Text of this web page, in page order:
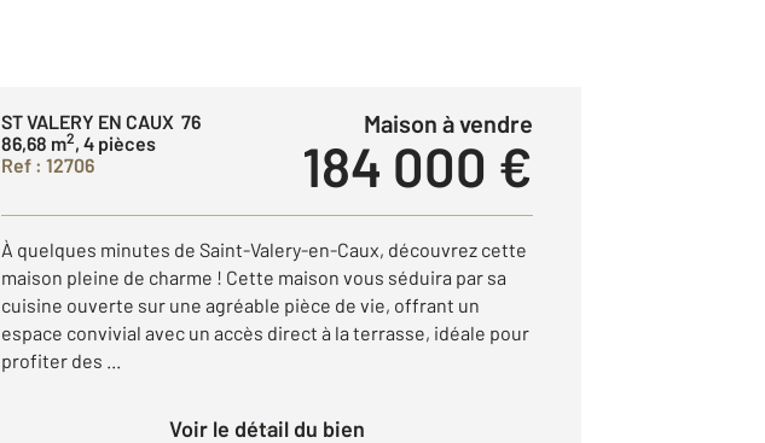
ST VALERY EN CAUX 76
86,68 m2, 4 pièces
Ref : 12706
Maison à vendre
184 000 €
À quelques minutes de Saint-Valery-en-Caux, découvrez cette
maison pleine de charme ! Cette maison vous séduira par sa
cuisine ouverte sur une agréable pièce de vie, offrant un
espace convivial avec un accès direct à la terrasse, idéale pour
profiter des ...
Voir le détail du bien